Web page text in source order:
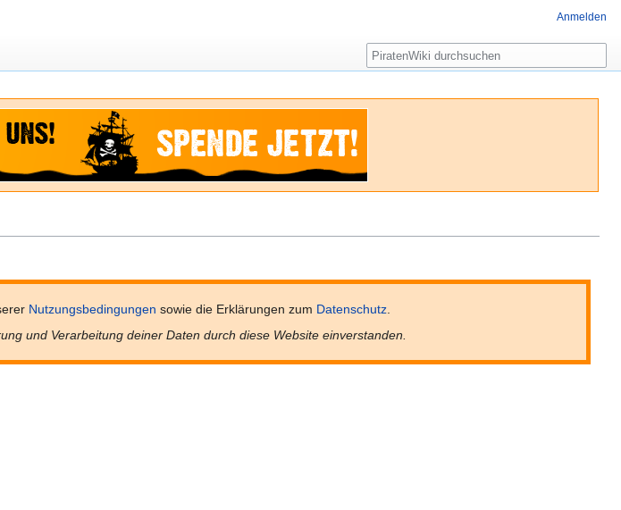
Nutzungsbedingungen sowie die Erklärungen zum Datenschutz
und Verarbeitung deiner Daten durch diese Website einverstanden.
Anmelden
Suche